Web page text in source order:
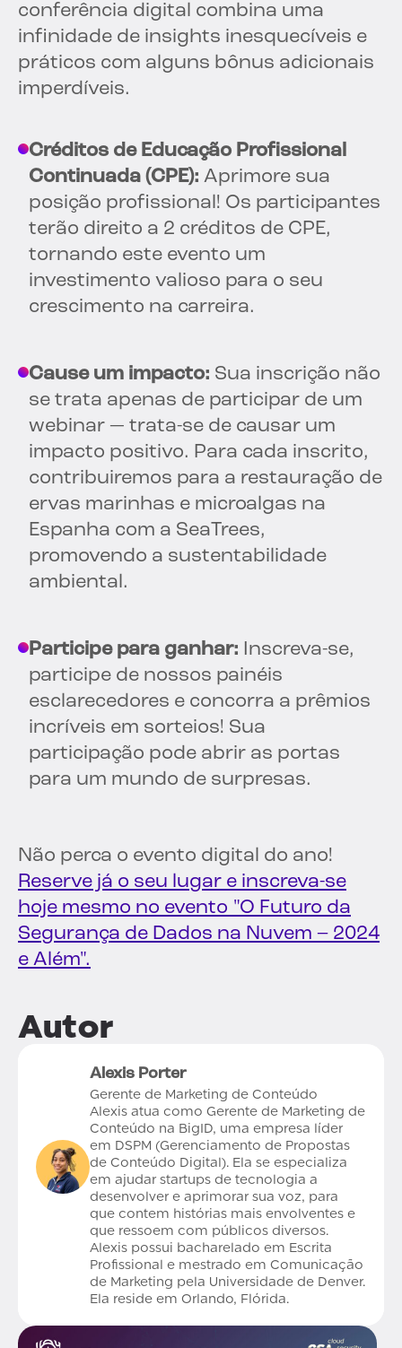
conferência digital combina uma
infinidade de insights inesquecíveis e
práticos com alguns bônus adicionais
imperdíveis.
Créditos de Educação Profissional
Continuada (CPE): Aprimore sua
posição profissional! Os participantes
terão direito a 2 créditos de CPE,
tornando este evento um
investimento valioso para o seu
crescimento na carreira.
Cause um impacto: Sua inscrição não
se trata apenas de participar de um
webinar — trata-se de causar um
impacto positivo. Para cada inscrito,
contribuiremos para a restauração de
ervas marinhas e microalgas na
Espanha com a SeaTrees,
promovendo a sustentabilidade
ambiental.
Participe para ganhar: Inscreva-se,
participe de nossos painéis
esclarecedores e concorra a prêmios
incríveis em sorteios! Sua
participação pode abrir as portas
para um mundo de surpresas.
Não perca o evento digital do ano!
Reserve já o seu lugar e inscreva-se
hoje mesmo no evento "O Futuro da
Segurança de Dados na Nuvem – 2024
e Além".
Autor
Alexis Porter
Gerente de Marketing de Conteúdo
Alexis atua como Gerente de Marketing de
Conteúdo na BigID, uma empresa líder
em DSPM (Gerenciamento de Propostas
de Conteúdo Digital). Ela se especializa
em ajudar startups de tecnologia a
desenvolver e aprimorar sua voz, para
que contem histórias mais envolventes e
que ressoem com públicos diversos.
Alexis possui bacharelado em Escrita
Profissional e mestrado em Comunicação
de Marketing pela Universidade de Denver.
Ela reside em Orlando, Flórida.